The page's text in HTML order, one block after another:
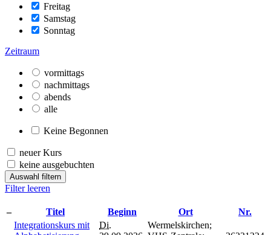
Freitag
Samstag
Sonntag
Zeitraum
vormittags
nachmittags
abends
alle
Keine Begonnen
neuer Kurs
keine ausgebuchten
Auswahl filtern
Filter leeren
– Titel Beginn Ort
Nr.
Integrationskurs mit
Di.
Wermelskirchen;